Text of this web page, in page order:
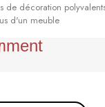
de décoration
d'un meuble